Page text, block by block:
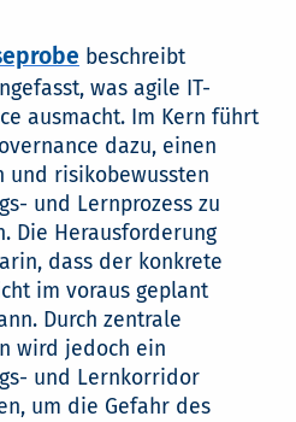
beschreibt
was agile IT-
ausmacht. Im Kern führt
dazu, einen
und risikobewussten
und Lernprozess zu
Die Herausforderung
dass der konkrete
im voraus geplant
Durch zentrale
wird jedoch ein
und Lernkorridor
um die Gefahr des